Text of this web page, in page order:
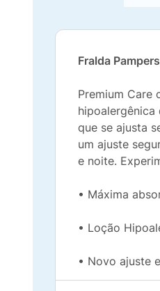
Fralda
Premium Care
hipoalergênica
que se ajusta
um ajuste
e noite.
• Máxima
• Loção
• Novo ajuste